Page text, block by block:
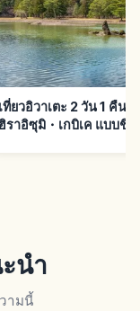
เที่ยวอิวาเตะ 2 วัน 1 คืน
ฮิราอิซุมิ・เกบิเค แบบชิล
นำ
ามนี้